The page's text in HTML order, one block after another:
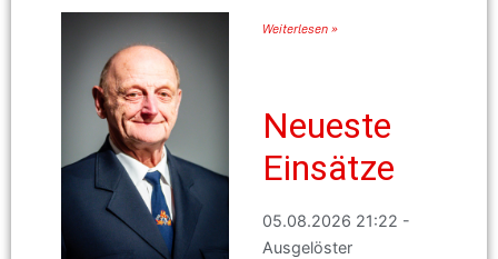
Weiterlesen »
Neueste
Einsätze
05.08.2026 21:22 -
Ausgelöster